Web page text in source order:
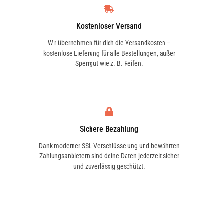
Kostenloser Versand
Wir übernehmen für dich die Versandkosten –
kostenlose Lieferung für alle Bestellungen, außer
Sperrgut wie z. B. Reifen.
Sichere Bezahlung
Dank moderner SSL-Verschlüsselung und bewährten
Zahlungsanbietern sind deine Daten jederzeit sicher
und zuverlässig geschützt.